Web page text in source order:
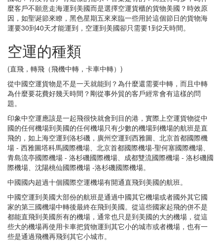
麼客戶不願意走海運到美國而是選擇空運貨櫃的貨物美國？時效原
因，如聖诞節來瞭，黑色星期五來來臨一些用於這個節日的貨物海
運要30到40天才能運到，空運到美國卻只需要1到2天時間。
空運的種類
(直飛，轉飛（飛機中轉，卡車中轉）)
從中國空運貨物是不是一天就能到？為什麼還需要中轉，而且中轉
為什麼要花費好幾天時間？剛從事外貿的客戶經常會有這樣的問
題。
印象中空運應該是一起飛很快就會到目的港，實際上空運貨物從中
國的任何機場到美國的任何機場只有少數的機場到機場的航班是直
飛的，如上海空運到洛杉磯，廣州空運到西雅圖、北京首都國際機
場 - 西雅圖塔科馬國際機場、北京首都國際機場-聖何塞國際機場、
青島流亭國際機場 - 洛杉磯國際機場、成都雙流國際機場 - 洛杉磯國
際機場、沈陽桃仙國際機場 -洛杉磯國際機場。
中國國内超過十個國際空運機場有開通直飛到美國的航班。
中國空運到美國大部份的航班是通過中國其它機場或者國外其它國
家的第三國機場中轉後最終在飛到美國。從這些國家起飛的併不是
都能直飛到美國所有的機場，通常也只是到美國的大的機場，從這
些大的機場再使用卡車把貨物運到其它小的城市或者機場，也有一
些是通過飛機再飛到其它小城市。